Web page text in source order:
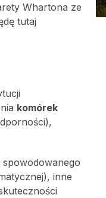
Whartona ze
tutaj
komórek
inne